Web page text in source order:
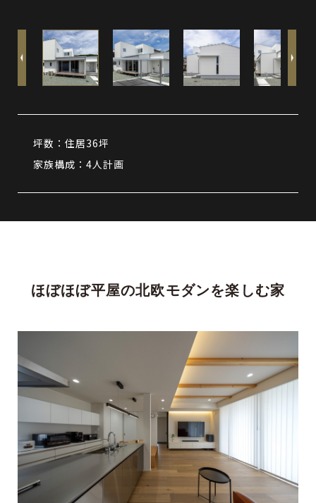
坪数：住居36坪
家族構成：4人計画
ほぼほぼ平屋の北欧モダンを楽しむ家